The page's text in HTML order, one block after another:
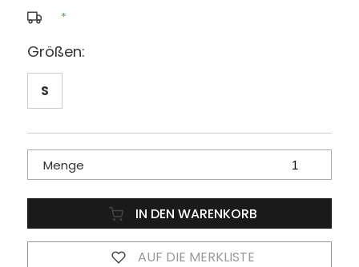
*
Größen:
S
Menge
IN DEN WARENKORB
AUF DIE MERKLISTE